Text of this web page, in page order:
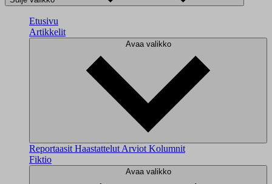
Etusivu
Artikkelit
Avaa valikko
Reportaasit Haastattelut Arviot Kolumnit
Fiktio
Avaa valikko